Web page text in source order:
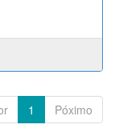
1 Póximo